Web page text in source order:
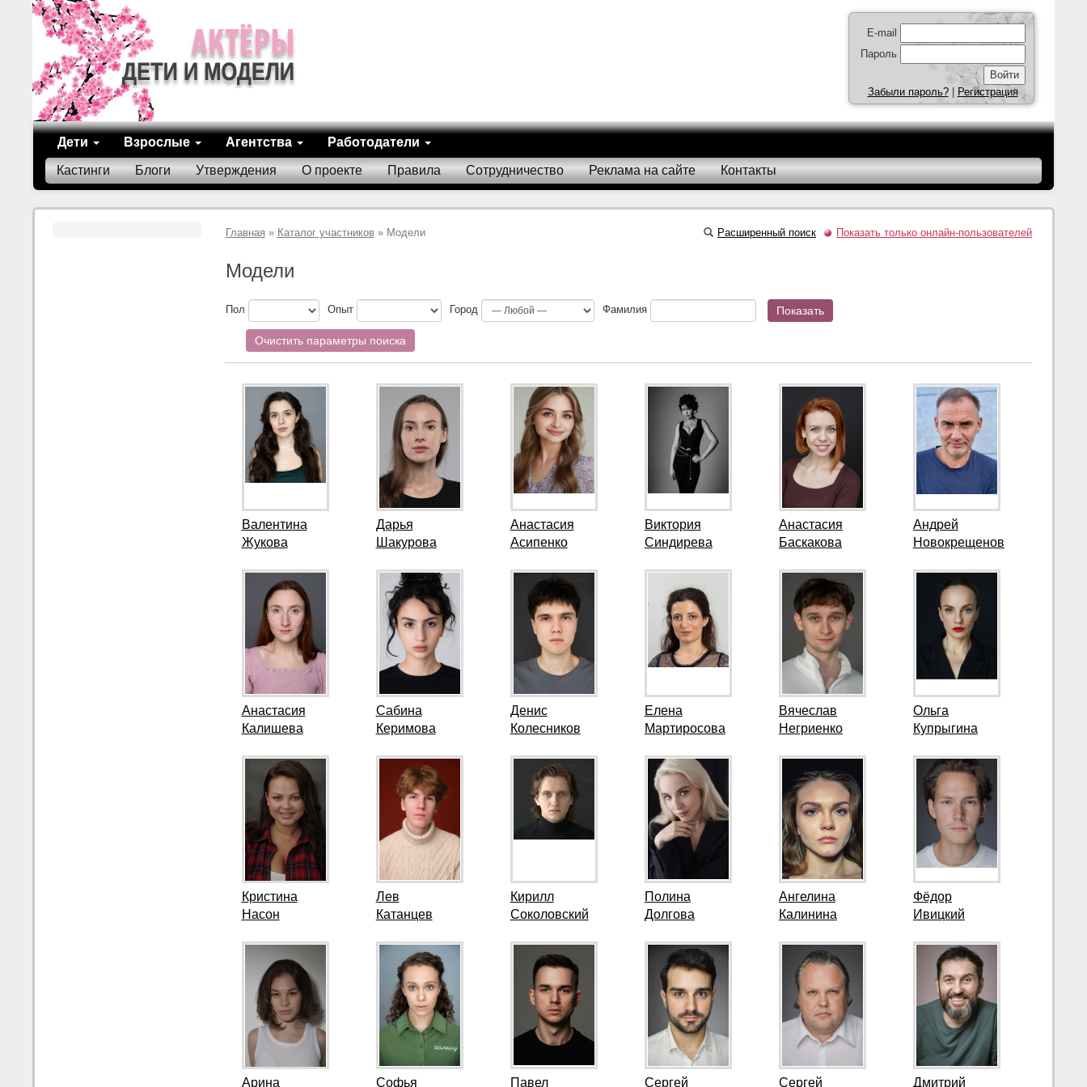
E-mail
Пароль
Забыли пароль?| Регистрация
Дети Взрослые Агентства Работодатели
Кастинги Блоги Утверждения О проекте Правила Сотрудничество Реклама на сайте Контакты
Главная » Каталог участников» Модели Показать только онлайн-пользователей
Расширенный поиск
Модели
Пол Опыт Город Фамилия
Очистить параметры поиска
Валентина
Жукова
Дарья
Шакурова
Анастасия
Асипенко
Виктория
Синдирева
Анастасия
Баскакова
Андрей
Новокрещенов
Анастасия
Калишева
Сабина
Керимова
Денис
Колесников
Елена
Мартиросова
Вячеслав
Негриенко
Ольга
Купрыгина
Кристина
Насон
Лев
Катанцев
Кирилл
Соколовский
Полина
Долгова
Ангелина
Калинина
Фёдор
Ивицкий
Арина Софья Павел Сергей Сергей Дмитрий